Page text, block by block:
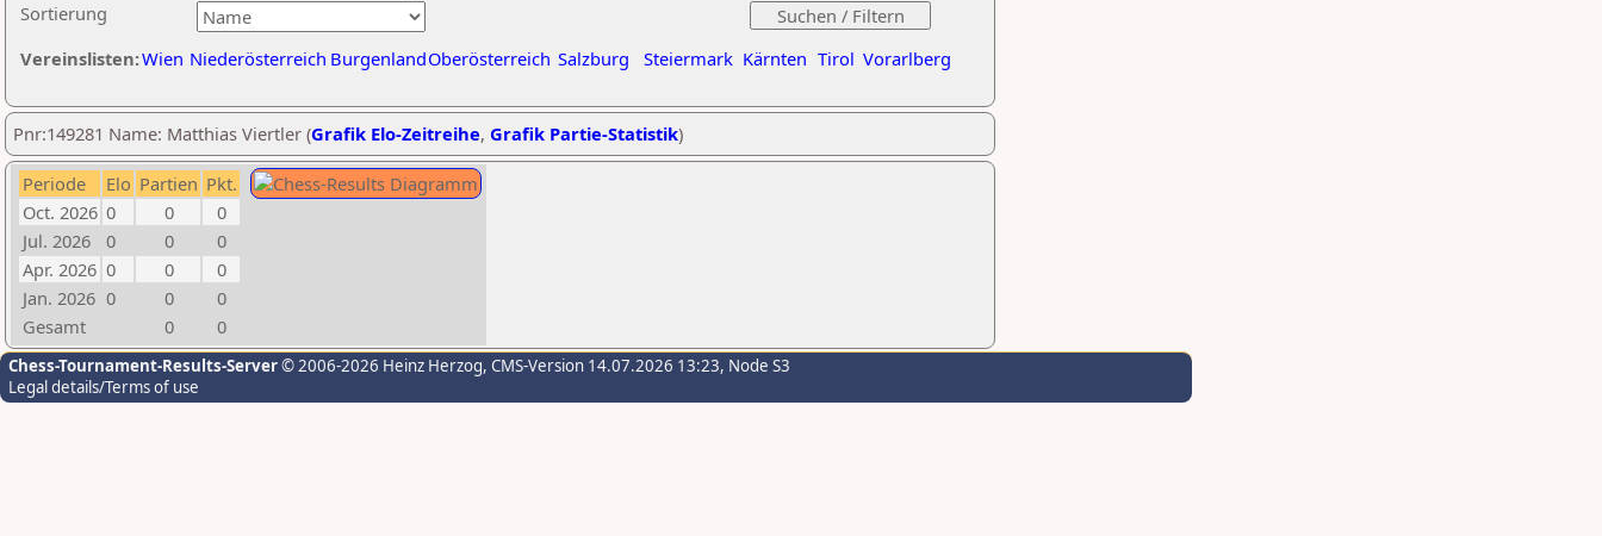
Sortierung
Vereinslisten:Wien Niederösterreich BurgenlandOberösterreich Salzburg Steiermark Kärnten Tirol Vorarlberg
Pnr:149281 Name: Matthias Viertler (Grafik Elo-Zeitreihe, Grafik Partie-Statistik)
Periode Elo Partien Pkt.
Oct. 2026 0 0
0
Jul. 2026
0 0
0
Apr. 2026 0 0
0
Jan. 2026 0 0
0
Gesamt
0 0
Chess-Tournament-Results-Server© 2006-2026 Heinz Herzog, CMS-Version 14.07.2026 13:23, Node S3
Legal details/Terms of use